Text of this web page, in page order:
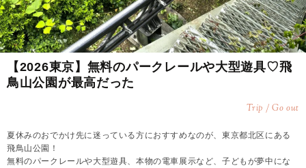
【2026東京】無料のパークレールや大型遊具♡飛
鳥山公園が最高だった
Trip / Go out
夏休みのおでかけ先に迷っている方におすすめなのが、東京都北区にある
飛鳥山公園！
無料のパークレールや大型遊具、本物の電車展示など、子どもが夢中にな